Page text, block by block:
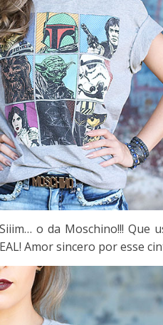
o da Moschino!!! Que
Amor sincero por esse